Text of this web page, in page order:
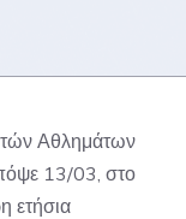
Αθλημάτων
13/03, στο
ετήσια